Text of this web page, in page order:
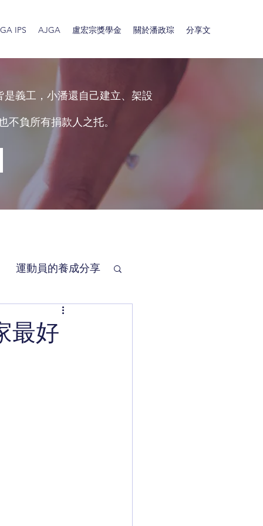
IPS AJGA 盧宏宗獎學金 關於潘政琮 分享文
義工，小潘還自己建立、架設
負所有捐款人之托。
運動員的養成分享
最好